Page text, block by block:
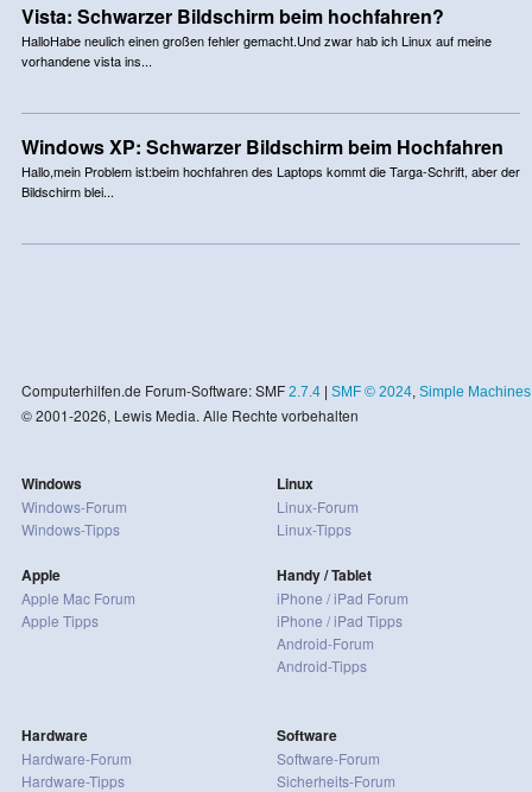
Vista: Schwarzer Bildschirm beim hochfahren?
HalloHabe neulich einen großen fehler gemacht.Und zwar hab ich Linux auf meine
vorhandene vista ins...
Windows XP: Schwarzer Bildschirm beim Hochfahren
Hallo,mein Problem ist:beim hochfahren des Laptops kommt die Targa-Schrift, aber der
Bildschirm blei...
Computerhilfen.de Forum-Software: SMF 2.7.4| SMF © 2024, Simple Machines
© 2001-2026, Lewis Media. Alle Rechte vorbehalten
Windows
Windows-Forum
Windows-Tipps
Apple
Apple Mac Forum
Apple Tipps
Linux
Linux-Forum
Linux-Tipps
Handy / Tablet
iPhone / iPad Forum
iPhone / iPad Tipps
Android-Forum
Android-Tipps
Hardware
Hardware-Forum
Hardware-Tipps
Software
Software-Forum
Sicherheits-Forum